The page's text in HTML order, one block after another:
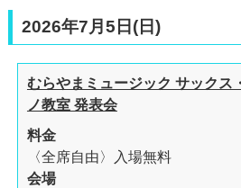
2026年7月5日(日)
むらやまミュージック サックス
ノ教室 発表会
料金
〈全席自由〉入場無料
会場